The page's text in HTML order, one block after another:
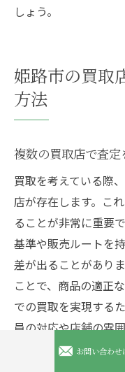
しょう。
姫路市の買取
方法
複数の買取店で査定
買取を考えている際
店が存在します。こ
ることが非常に重要
基準や販売ルートを
差が出ることがあり
ことで、商品の適正
での買取を実現する
員の対応や店舗の雰
お店を選ぶ手助けと
お問い合わせ